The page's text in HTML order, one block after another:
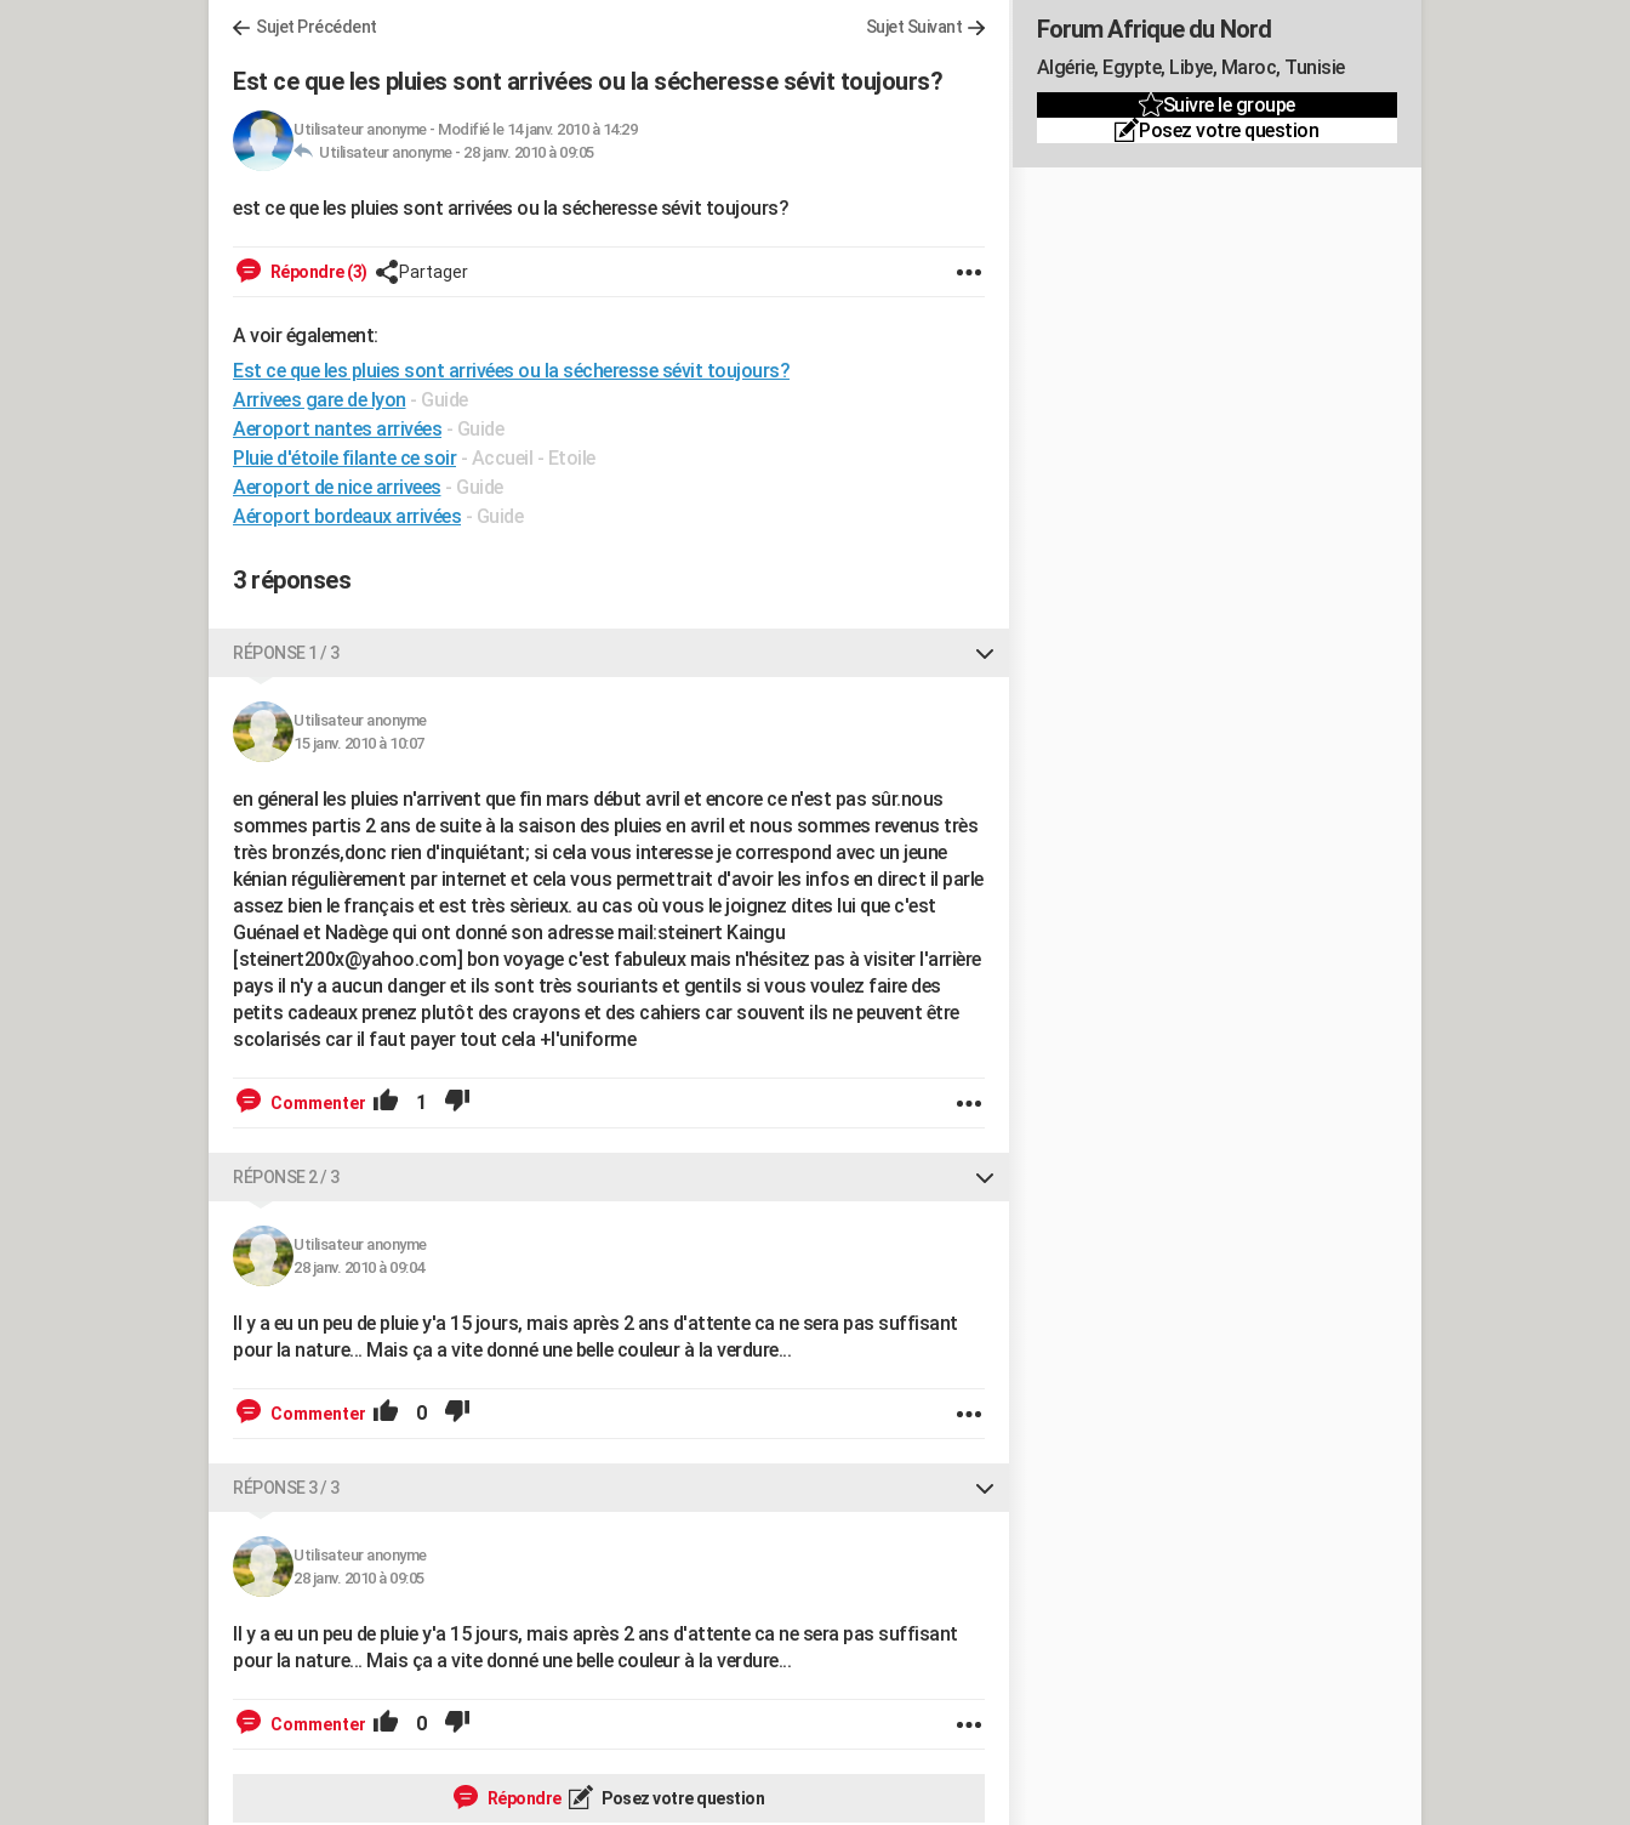
Sujet Précédent Sujet Suivant
Est ce que les pluies sont arrivées ou la sécheresse sévit toujours?
Utilisateur anonyme- Modifié le 14 janv. 2010 à 14:29
Utilisateur anonyme - 28 janv. 2010 à 09:05
est ce que les pluies sont arrivées ou la sécheresse sévit toujours?
Répondre (3) Partager
A voir également:
Est ce que les pluies sont arrivées ou la sécheresse sévit toujours?
Arrivees gare de lyon - Guide
Aeroport nantes arrivées - Guide
Pluie d'étoile filante ce soir - Accueil - Etoile
Aeroport de nice arrivees - Guide
Aéroport bordeaux arrivées - Guide
3 réponses
RÉPONSE 1 / 3
Utilisateur anonyme
15 janv. 2010 à 10:07
en géneral les pluies n'arrivent que fin mars début avril et encore ce n'est pas sûr.nous
sommes partis 2 ans de suite à la saison des pluies en avril et nous sommes revenus très
très bronzés,donc rien d'inquiétant; si cela vous interesse je correspond avec un jeune
kénian régulièrement par internet et cela vous permettrait d'avoir les infos en direct il parle
assez bien le français et est très sèrieux. au cas où vous le joignez dites lui que c'est
Guénael et Nadège qui ont donné son adresse mail:steinert Kaingu
[steinert200x@yahoo.com] bon voyage c'est fabuleux mais n'hésitez pas à visiter l'arrière
pays il n'y a aucun danger et ils sont très souriants et gentils si vous voulez faire des
petits cadeaux prenez plutôt des crayons et des cahiers car souvent ils ne peuvent être
scolarisés car il faut payer tout cela +l'uniforme
Commenter 1
RÉPONSE 2 / 3
Utilisateur anonyme
28 janv. 2010 à 09:04
Il y a eu un peu de pluie y'a 15 jours, mais après 2 ans d'attente ca ne sera pas suffisant
pour la nature... Mais ça a vite donné une belle couleur à la verdure...
Commenter 0
RÉPONSE 3 / 3
Utilisateur anonyme
28 janv. 2010 à 09:05
Il y a eu un peu de pluie y'a 15 jours, mais après 2 ans d'attente ca ne sera pas suffisant
pour la nature... Mais ça a vite donné une belle couleur à la verdure...
Commenter 0
Répondre Posez votre question
Forum Afrique du Nord
Algérie, Egypte, Libye, Maroc, Tunisie
Suivre le groupe
Posez votre question